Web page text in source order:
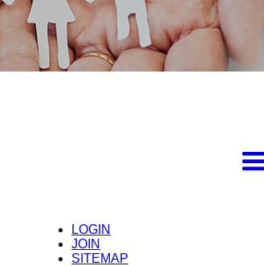
LOGIN
JOIN
SITEMAP